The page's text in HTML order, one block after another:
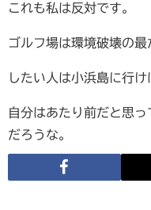
これも私は反対です。
ゴルフ場は環境破壊の最
したい人は小浜島に行け
自分はあたり前だと思
だろうな。